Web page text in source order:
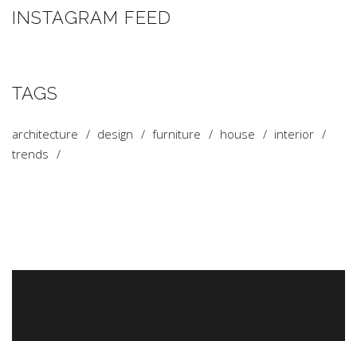
INSTAGRAM FEED
TAGS
architecture design furniture house
interior
trends